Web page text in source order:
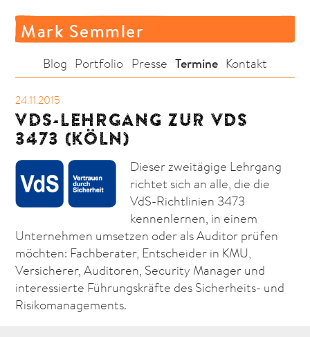
Mark Semmler
Blog Portfolio Presse Termine Kontakt
24.11.2015
VDS-LEHRGANG ZUR VDS
3473 (KÖLN)
Dieser zweitägige Lehrgang
richtet sich an alle, die die
VdS-Richtlinien 3473
kennenlernen, in einem
Unternehmen umsetzen oder als Auditor prüfen
möchten: Fachberater, Entscheider in KMU,
Versicherer, Auditoren, Security Manager und
interessierte Führungskräfte des Sicherheits- und
Risikomanagements.